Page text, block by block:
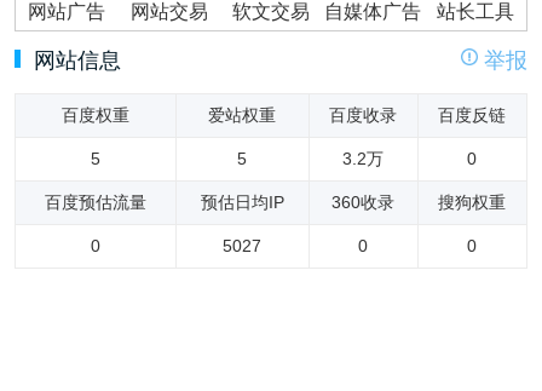
网站广告
网站交易 软文交易 自媒体广告 站长工具
网站信息 举报
百度权重 爱站权重 百度收录 百度反链
5 5 3.2万 0
百度预估流量 预估日均IP 360收录 搜狗权重
0 5027 0 0